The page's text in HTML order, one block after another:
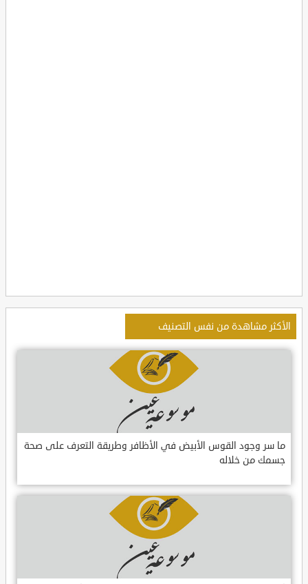
الأكثر مشاهدة من نفس التصنيف
ما سر وجود القوس الأبيض في الأظافر وطريقة التعرف على صحة
جسمك من خلاله